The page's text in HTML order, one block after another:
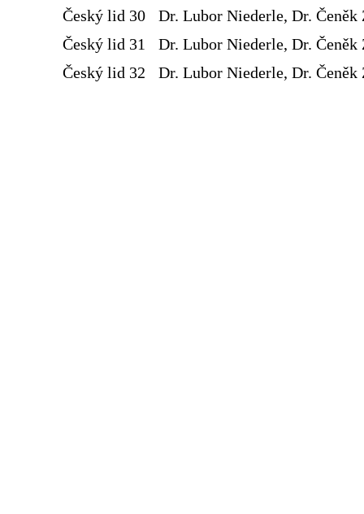
Český lid 30
Dr. Lubor Niederle, Dr. Čeněk
Český lid 31
Dr. Lubor Niederle, Dr. Čeněk
Český lid 32
Dr. Lubor Niederle, Dr. Čeněk